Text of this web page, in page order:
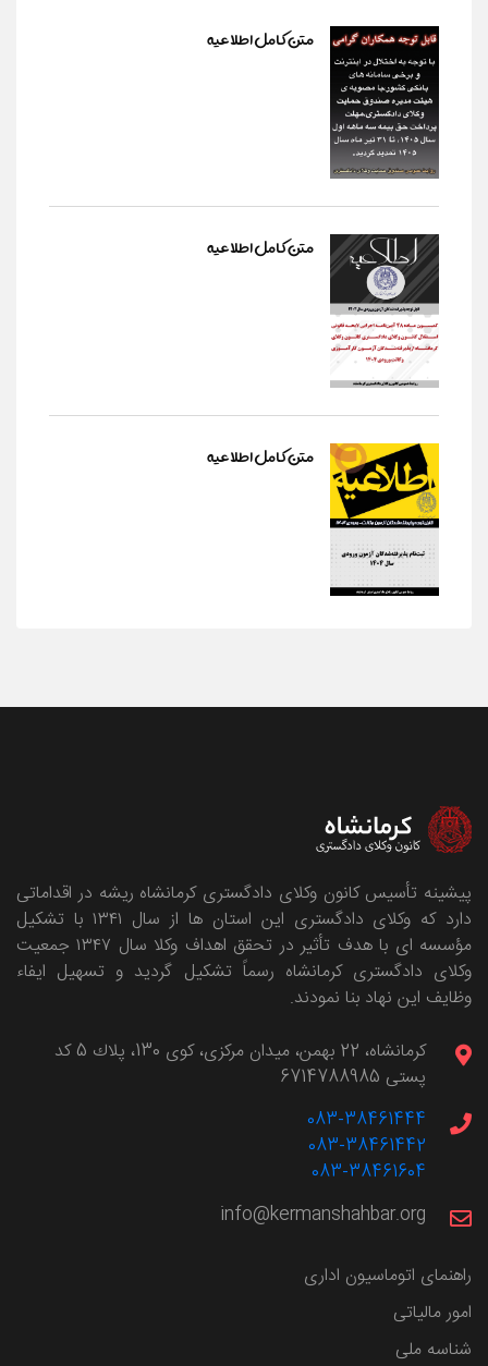
متن کامل اطلاعیه
متن کامل اطلاعیه
متن کامل اطلاعیه
پیشینه تأسیس کانون وکلای دادگستری کرمانشاه ریشه در اقداماتی
دارد که وکلای دادگستری این استان ها از سال ۱۳۴۱ با تشکیل
مؤسسه ای با هدف تأثیر در تحقق اهداف وکلا سال ۱۳۴۷ جمعیت
وکلای دادگستری کرمانشاه رسماً تشکیل گردید و تسهیل ایفاء
وظایف این نهاد بنا نمودند.
كرمانشاه، 22 بهمن، ميدان مركزی، كوی 130، پلاك 5 کد
پستی 6714788985
083-38461444
083-38461442
083-38461604
info@kermanshahbar.org
راهنمای اتوماسیون اداری
امور مالیاتی
شناسه ملی